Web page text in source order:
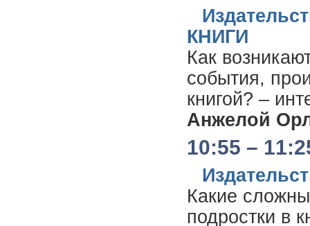
КНИГИ
Как
события,
книгой? –
Анжелой
10:55 –
Какие
подростки в